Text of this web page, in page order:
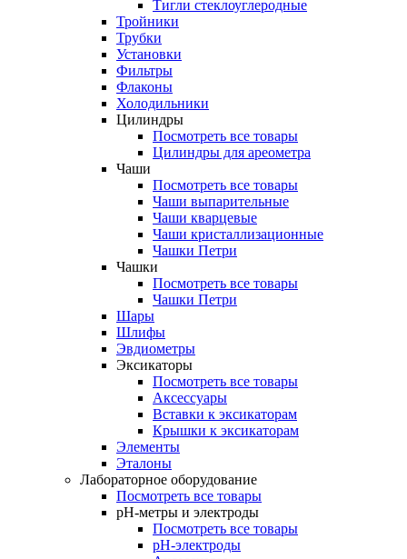
Тигли стеклоуглеродные
Тройники
Трубки
Установки
Фильтры
Флаконы
Холодильники
Цилиндры
Посмотреть все товары
Цилиндры для ареометра
Чаши
Посмотреть все товары
Чаши выпарительные
Чаши кварцевые
Чаши кристаллизационные
Чашки Петри
Чашки
Посмотреть все товары
Чашки Петри
Шары
Шлифы
Эвдиометры
Эксикаторы
Посмотреть все товары
Аксессуары
Вставки к эксикаторам
Крышки к эксикаторам
Элементы
Эталоны
Лабораторное оборудование
Посмотреть все товары
pH-метры и электроды
Посмотреть все товары
pH-электроды